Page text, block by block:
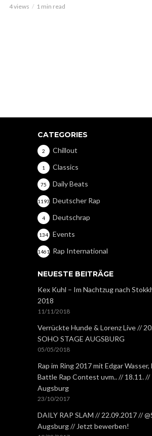
4 views 1 min read
CATEGORIES
Chillout
2
Classics
1
Daily Beats
75
Deutscher Rap
1193
Deutschrap
4
Events
134
Rap International
1461
NEUESTE BEITRÄGE
Kex Kuhl – Im Nachtzug nach
2018
11/11/2018
Verrückte Hunde & Lorenz Live //
SOHO STAGE AUGSBURG
05/05/2018
Rap im Ring 2017 mit Edgar Wasser,
Battle Rap Contest uvm.. // 18.11.
Augsburg
23/10/2017
DAILY RAP SLAM // 22.09.2017 //
Augsburg // Jetzt bewerben!